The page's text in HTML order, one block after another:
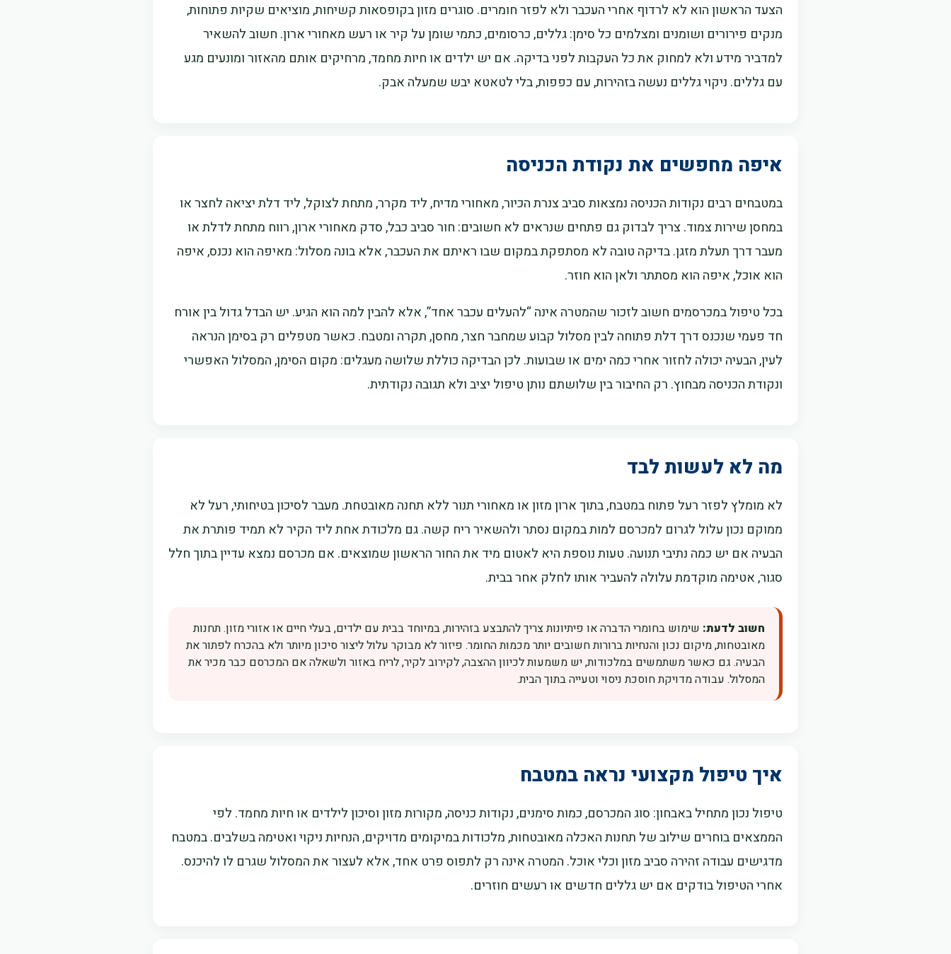
הצעד הראשון הוא לא לרדוף אחרי העכבר ולא לפזר חומרים. סוגרים מזון בקופסאות קשיחות, מוציאים שקיות פתוחות,
מנקים פירורים ושומנים ומצלמים כל סימן: גללים, כרסומים, כתמי שומן על קיר או רעש מאחורי ארון. חשוב להשאיר
למדביר מידע ולא למחוק את כל העקבות לפני בדיקה. אם יש ילדים או חיות מחמד, מרחיקים אותם מהאזור ומונעים מגע
עם גללים. ניקוי גללים נעשה בזהירות, עם כפפות, בלי לטאטא יבש שמעלה אבק.
איפה מחפשים את נקודת הכניסה
במטבחים רבים נקודות הכניסה נמצאות סביב צנרת הכיור, מאחורי מדיח, ליד מקרר, מתחת לצוקל, ליד דלת יציאה לחצר או
במחסן שירות צמוד. צריך לבדוק גם פתחים שנראים לא חשובים: חור סביב כבל, סדק מאחורי ארון, רווח מתחת לדלת או
מעבר דרך תעלת מזגן. בדיקה טובה לא מסתפקת במקום שבו ראיתם את העכבר, אלא בונה מסלול: מאיפה הוא נכנס, איפה
הוא אוכל, איפה הוא מסתתר ולאן הוא חוזר.
בכל טיפול במכרסמים חשוב לזכור שהמטרה אינה “להעלים עכבר אחד”, אלא להבין למה הוא הגיע. יש הבדל גדול בין אורח
חד פעמי שנכנס דרך דלת פתוחה לבין מסלול קבוע שמחבר חצר, מחסן, תקרה ומטבח. כאשר מטפלים רק בסימן הנראה
לעין, הבעיה יכולה לחזור אחרי כמה ימים או שבועות. לכן הבדיקה כוללת שלושה מעגלים: מקום הסימן, המסלול האפשרי
ונקודת הכניסה מבחוץ. רק החיבור בין שלושתם נותן טיפול יציב ולא תגובה נקודתית.
מה לא לעשות לבד
לא מומלץ לפזר רעל פתוח במטבח, בתוך ארון מזון או מאחורי תנור ללא תחנה מאובטחת. מעבר לסיכון בטיחותי, רעל לא
ממוקם נכון עלול לגרום למכרסם למות במקום נסתר ולהשאיר ריח קשה. גם מלכודת אחת ליד הקיר לא תמיד פותרת את
הבעיה אם יש כמה נתיבי תנועה. טעות נוספת היא לאטום מיד את החור הראשון שמוצאים. אם מכרסם נמצא עדיין בתוך חלל
סגור, אטימה מוקדמת עלולה להעביר אותו לחלק אחר בבית.
חשוב לדעת: שימוש בחומרי הדברה או פיתיונות צריך להתבצע בזהירות, במיוחד בבית עם ילדים, בעלי חיים או אזורי מזון. תחנות
מאובטחות, מיקום נכון והנחיות ברורות חשובים יותר מכמות החומר. פיזור לא מבוקר עלול ליצור סיכון מיותר ולא בהכרח לפתור את
הבעיה. גם כאשר משתמשים במלכודות, יש משמעות לכיוון ההצבה, לקירוב לקיר, לריח באזור ולשאלה אם המכרסם כבר מכיר את
המסלול. עבודה מדויקת חוסכת ניסוי וטעייה בתוך הבית.
איך טיפול מקצועי נראה במטבח
טיפול נכון מתחיל באבחון: סוג המכרסם, כמות סימנים, נקודות כניסה, מקורות מזון וסיכון לילדים או חיות מחמד. לפי
הממצאים בוחרים שילוב של תחנות האכלה מאובטחות, מלכודות במיקומים מדויקים, הנחיות ניקוי ואטימה בשלבים. במטבח
מדגישים עבודה זהירה סביב מזון וכלי אוכל. המטרה אינה רק לתפוס פרט אחד, אלא לעצור את המסלול שגרם לו להיכנס.
אחרי הטיפול בודקים אם יש גללים חדשים או רעשים חוזרים.